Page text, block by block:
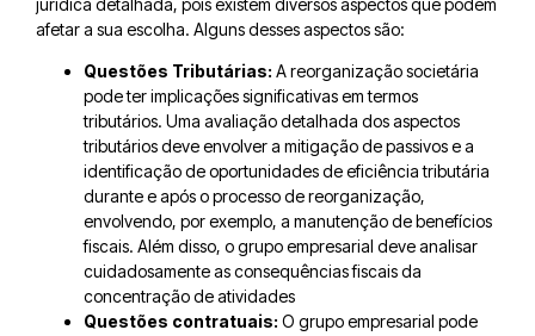
jurídica detalhada, pois existem diversos aspectos que podem
afetar a sua escolha. Alguns desses aspectos são:
Questões Tributárias: A reorganização societária
pode ter implicações significativas em termos
tributários. Uma avaliação detalhada dos aspectos
tributários deve envolver a mitigação de passivos e a
identificação de oportunidades de eficiência tributária
durante e após o processo de reorganização,
envolvendo, por exemplo, a manutenção de benefícios
fiscais. Além disso, o grupo empresarial deve analisar
cuidadosamente as consequências fiscais da
concentração de atividades
Questões contratuais: O grupo empresarial pode